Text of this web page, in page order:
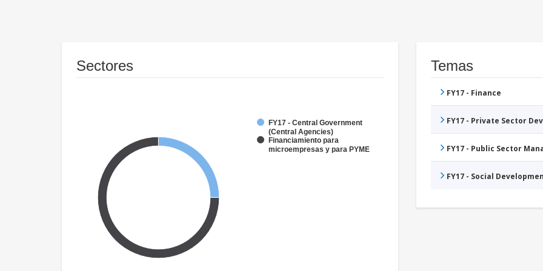
Sectores
FY17 - Central Government
(Central Agencies)
Financiamiento para
microempresas y para PYME
Temas
FY17 - Finance
FY17 - Private Sector
FY17 - Public Sector
FY17 - Social